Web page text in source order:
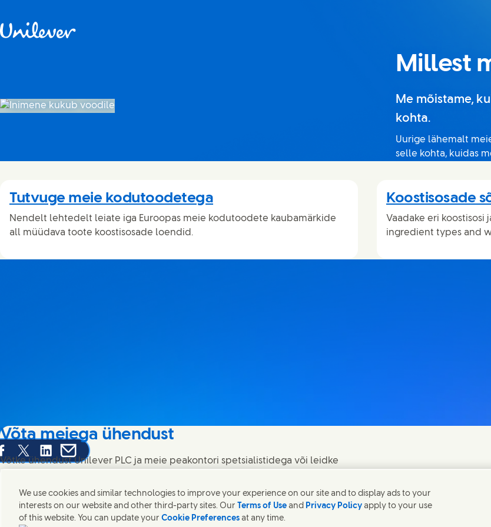
Millest
Me mõistame,
kohta.
Uurige lähemalt
selle kohta, kuidas
Tutvuge meie kodutoodetega
Nendelt lehtedelt leiate iga Euroopas meie kodutoodete kaubamärkide
all müüdava toote koostisosade loendid.
Koostisosade
Vaadake eri koostisosi
ingredient types and
this page on Facebook
Share this page on X
Share this page on Linked In
Share this page on E-mail
Võta meiega ühendust
Võtke ühendust Unilever PLC ja meie peakontori spetsialistidega või leidke
Võta meiega ühendust
We use cookies and similar technologies to improve your experience on our site and to display ads to your
interests on our website and other third-party sites. Our Terms of Use and Privacy Policy apply to your use
of this website. You can update your Cookie Preferences at any time.